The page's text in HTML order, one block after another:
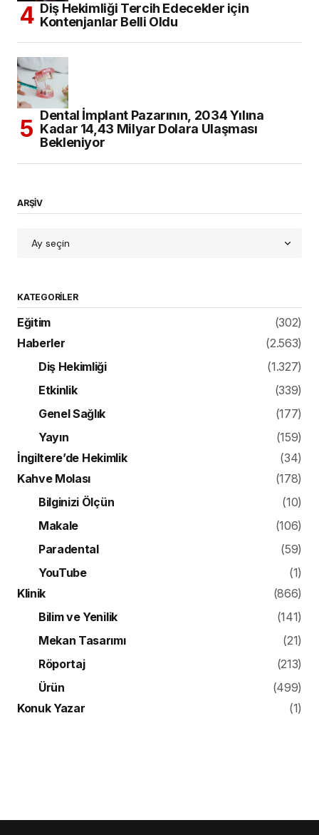
Diş Hekimliği Tercih Edecekler için
Kontenjanlar Belli Oldu
Dental İmplant Pazarının, 2034 Yılına
Kadar 14,43 Milyar Dolara Ulaşması
Bekleniyor
ARŞİV
KATEGORILER
Eğitim
(302)
Haberler
(2.563)
Diş Hekimliği
(1.327)
Etkinlik
(339)
Genel Sağlık
(177)
Yayın
(159)
İngiltere’de Hekimlik
(34)
Kahve Molası
(178)
Bilginizi Ölçün
(10)
Makale
(106)
Paradental
(59)
YouTube
(1)
Klinik
(866)
Bilim ve Yenilik
(141)
Mekan Tasarımı
(21)
Röportaj
(213)
Ürün
(499)
Konuk Yazar
(1)